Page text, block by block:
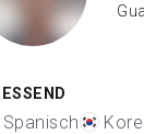
Spanisch